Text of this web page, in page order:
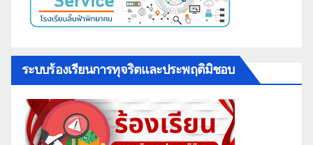
ระบบร้องเรียนการทุจริตและประพฤติมิชอบ